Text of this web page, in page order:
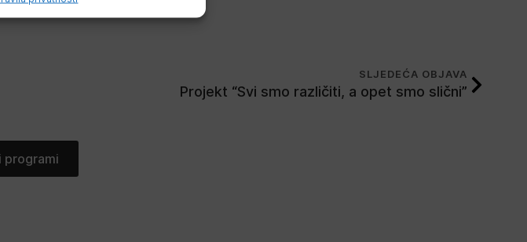
SLJEDEĆA OBJAVA
Projekt “Svi smo različiti, a opet smo slični”
programi